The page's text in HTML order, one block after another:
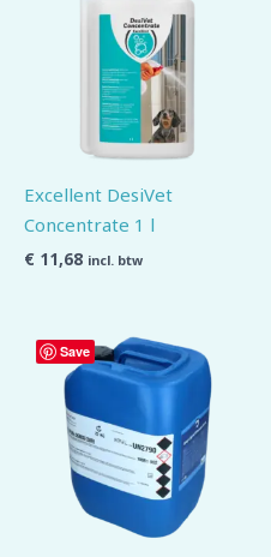
Excellent DesiVet
Concentrate 1 l
€ 11,68 incl. btw
Save